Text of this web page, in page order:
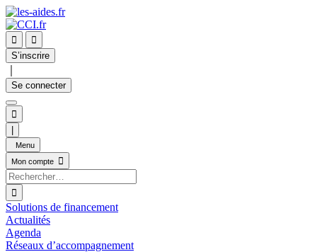


S’inscrire
Se connecter

Menu
Mon compte


Solutions de financement
Actualités
Agenda
Réseaux d’accompagnement